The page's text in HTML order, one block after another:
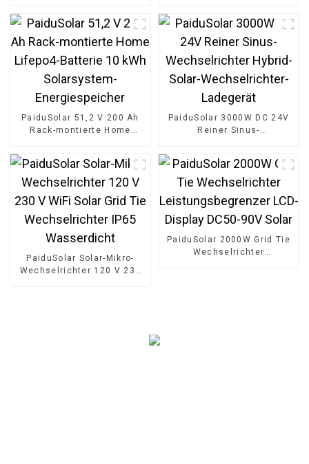
Energiespeichercontainer
Ionen-Batterien
PaiduSolar 51,2 V 200 Ah
Rack-montierte Home
Energiespeicher
PaiduSolar 3000W DC 24V
Reiner Sinus-
Ladegerät
PaiduSolar Solar-Mikro-
Wechselrichter 120 V 230
PaiduSolar 2000W Grid Tie
Wechselrichter